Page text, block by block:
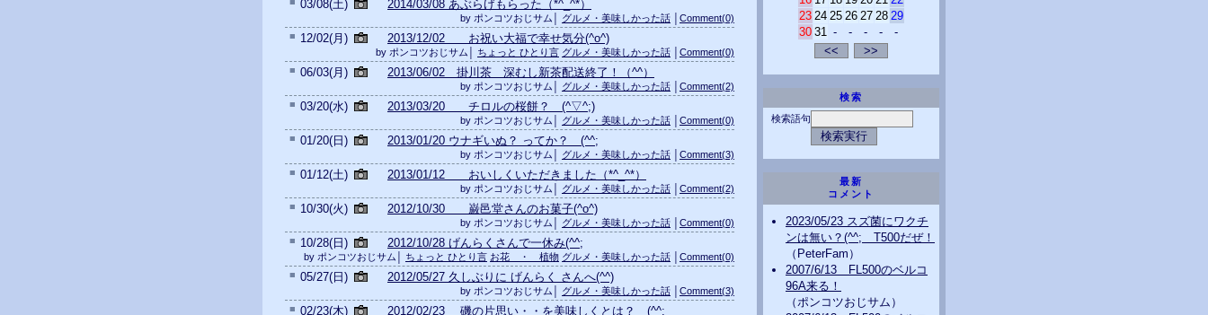
03/08(土) 2014/03/08 あぶらげもらった（*^_^*）
by ポンコツおじサム│ グルメ・美味しかった話
Comment(0)
■ 12/02(月) 2013/12/02 お祝い大福で幸せ気分(^o^)
by ポンコツおじサム│ ちょっと ひとり言 グルメ・美味しかった話
Comment(0)
■ 06/03(月) 2013/06/02 掛川茶 深むし新茶配送終了！（^^）
by ポンコツおじサム│ グルメ・美味しかった話
Comment(2)
■ 03/20(水) 2013/03/20 チロルの桜餅？ (^▽^;)
by ポンコツおじサム│ グルメ・美味しかった話
Comment(0)
■ 01/20(日) 2013/01/20 ウナギいぬ？ ってか？ (^^;
by ポンコツおじサム│ グルメ・美味しかった話
Comment(3)
■ 01/12(土) 2013/01/12 おいしくいただきました（*^_^*）
by ポンコツおじサム│ グルメ・美味しかった話
Comment(2)
■ 10/30(火) 2012/10/30 巌邑堂さんのお菓子(^o^)
by ポンコツおじサム│ グルメ・美味しかった話
Comment(0)
■ 10/28(日) 2012/10/28 げんらくさんで一休み(^^;
by ポンコツおじサム│ ちょっと ひとり言 お花 ・ 植物 グルメ・美味しかった話
Comment(0)
■ 05/27(日) 2012/05/27 久しぶりに げんらく さんへ(^^)
by ポンコツおじサム│ グルメ・美味しかった話
Comment(3)
■ 02/23(木) 2012/02/23 磯の片思い・・を美味しくとは？ (^^;
23 24 25 26 27 28 29
30 31 - - - - -
検索
検索語句
最新
コメント
2023/05/23 スズ菌にワクチ
ンは無い？(^^; T500だぜ！
（PeterFam）
2007/6/13 FL500のベルコ
96A来る！
（ポンコツおじサム）